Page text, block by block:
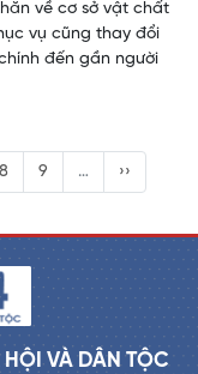
về cơ sở vật chất
vụ cũng thay đổi
đến gần người
8 9 … ››
VÀ DÂN TỘC